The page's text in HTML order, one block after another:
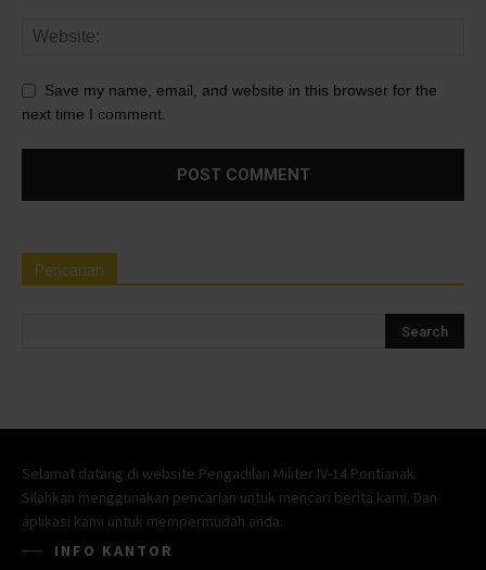
Save my name, email, and website in this browser for the
next time I comment.
Pencarian
Selamat datang di website Pengadilan Militer IV-14 Pontianak.
Silahkan menggunakan pencarian untuk mencari berita kami. Dan
aplikasi kami untuk mempermudah anda.
INFO KANTOR